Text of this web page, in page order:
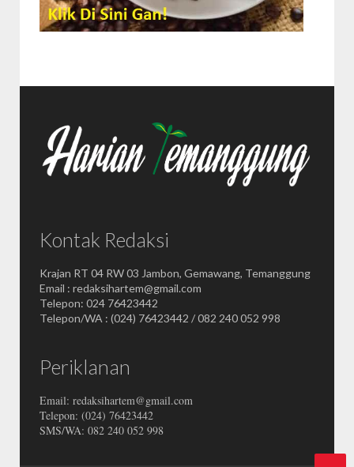
Kontak Redaksi
Krajan RT 04 RW 03 Jambon, Gemawang, Temanggung
Email : redaksihartem@gmail.com
Telepon: 024 76423442
Telepon/WA : (024) 76423442 / 082 240 052 998
Periklanan
Email: redaksihartem@gmail.com
Telepon: (024) 76423442
SMS/WA: 082 240 052 998